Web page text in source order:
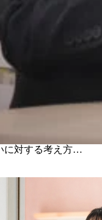
に対する考え方…